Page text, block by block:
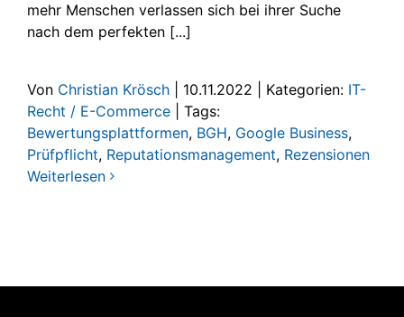
mehr Menschen verlassen sich bei ihrer Suche
nach dem perfekten [...]
Von Christian Krösch 10.11.2022 Kategorien: IT-
Recht / E-Commerce
Tags:
Bewertungsplattformen, BGH, Google Business,
Prüfpflicht, Reputationsmanagement, Rezensionen
Weiterlesen